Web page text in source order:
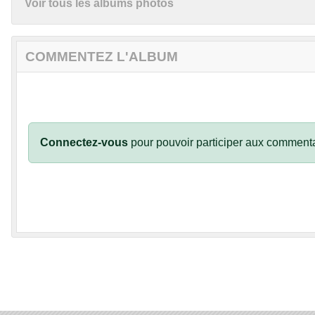
Voir tous les albums photos
COMMENTEZ L'ALBUM
Connectez-vous pour pouvoir participer aux